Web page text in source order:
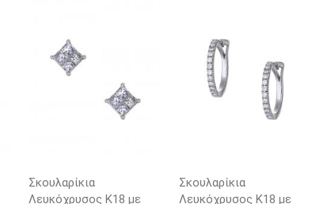
Σκουλαρίκια
Λευκόχρυσος Κ18 με
Σκουλαρίκια
Λευκόχρυσος Κ18 με